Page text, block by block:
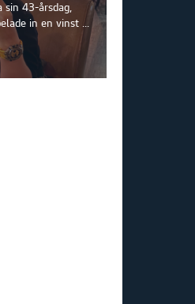
43-årsdag,
in en vinst ...